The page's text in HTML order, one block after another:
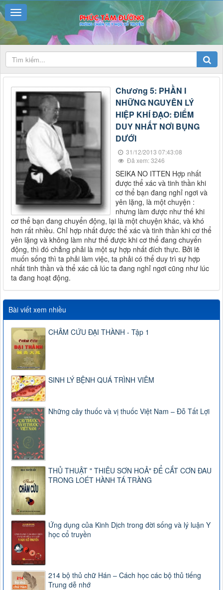
Chương 5: PHẦN I
NHỮNG NGUYÊN LÝ
HIỆP KHÍ ĐẠO: ĐIỂM
DUY NHẤT NƠI BỤNG
DƯỚI
31/12/2013 07:43:08
Đã xem: 3246
SEIKA NO ITTEN Hợp nhất
được thể xác và tinh thần khi
cơ thể bạn đang nghỉ ngơi và
yên lặng, là một chuyện :
nhưng làm được như thế khi
cơ thể bạn đang chuyển động, lại là một chuyện khác, và khó
hơn rất nhiều. Chỉ hợp nhất được thể xác và tinh thần khi cơ thể
yên lặng và không làm như thế được khi cơ thể đang chuyển
động, thì đó chẳng phải là một sự hợp nhất đích thực. Bởi lẽ
muốn sống thì ta phải làm việc, ta phải có thể duy trì sự hợp
nhất tinh thần và thể xác cả lúc ta đang nghỉ ngơi cũng như lúc
ta đang hoạt động.
Bài viết xem nhiều
CHÂM CỨU ĐẠI THÀNH - Tập 1
SINH LÝ BỆNH QUÁ TRÌNH VIÊM
Những cây thuốc và vị thuốc Việt Nam – Đỗ Tất Lợi
THỦ THUẬT " THIÊU SƠN HOẢ" ĐỂ CẮT CƠN ĐAU
TRONG LOÉT HÀNH TÁ TRÀNG
Ứng dụng của Kinh Dịch trong đời sống và lý luận Y
học cổ truyền
214 bộ thủ chữ Hán – Cách học các bộ thủ tiếng
Trung dễ nhớ